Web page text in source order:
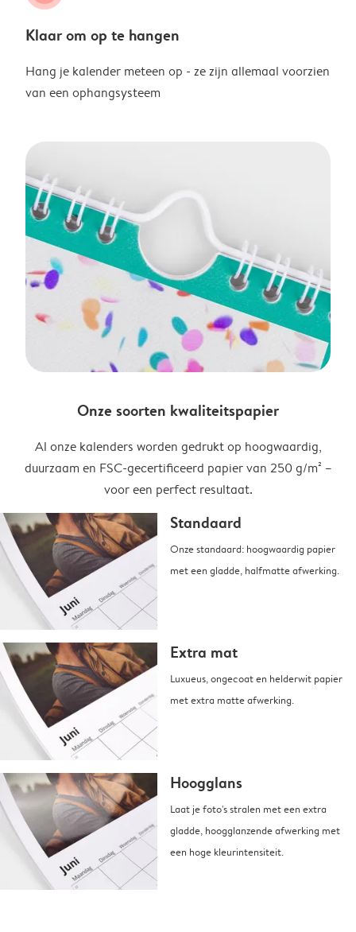
Klaar om op te hangen
Hang je kalender meteen op - ze zijn allemaal voorzien
van een ophangsysteem
Onze soorten kwaliteitspapier
Al onze kalenders worden gedrukt op hoogwaardig,
duurzaam en FSC-gecertificeerd papier van 250 g/m² –
voor een perfect resultaat.
Standaard
Onze standaard: hoogwaardig papier
met een gladde, halfmatte afwerking.
Extra mat
Luxueus, ongecoat en helderwit papier
met extra matte afwerking.
Hoogglans
Laat je foto's stralen met een extra
gladde, hoogglanzende afwerking met
een hoge kleurintensiteit.